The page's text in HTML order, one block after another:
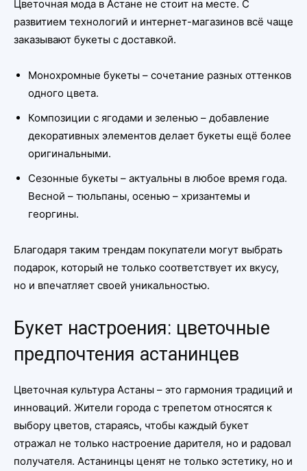
Цветочная мода в Астане не стоит на месте. С
развитием технологий и интернет-магазинов всё чаще
заказывают букеты с доставкой.
Монохромные букеты – сочетание разных оттенков
одного цвета.
Композиции с ягодами и зеленью – добавление
декоративных элементов делает букеты ещё более
оригинальными.
Сезонные букеты – актуальны в любое время года.
Весной – тюльпаны, осенью – хризантемы и
георгины.
Благодаря таким трендам покупатели могут выбрать
подарок, который не только соответствует их вкусу,
но и впечатляет своей уникальностью.
Букет настроения: цветочные
предпочтения астанинцев
Цветочная культура Астаны – это гармония традиций и
инноваций. Жители города с трепетом относятся к
выбору цветов, стараясь, чтобы каждый букет
отражал не только настроение дарителя, но и радовал
получателя. Астанинцы ценят не только эстетику, но и